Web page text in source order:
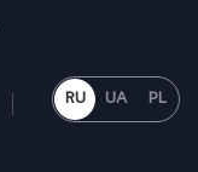
RU UA PL